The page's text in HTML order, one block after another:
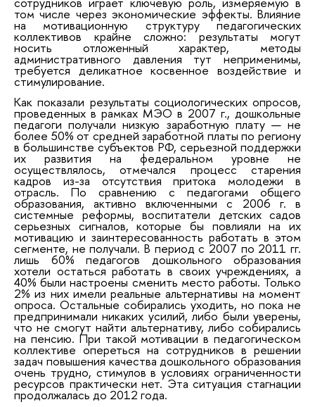
том числе через экономические эффекты. Влияние
на мотивационную структуру педагогических
коллективов крайне сложно: результаты могут
носить отложенный характер, методы
административного давления тут неприменимы,
требуется деликатное косвенное воздействие и
стимулирование.
Как показали результаты социологических опросов,
проведенных в рамках МЭО в 2007 г., дошкольные
педагоги получали низкую заработную плату — не
более 50% от средней заработной платы по региону
в большинстве субъектов РФ, серьезной поддержки
их развития на федеральном уровне не
осуществлялось, отмечался процесс старения
кадров из-за отсутствия притока молодежи в
отрасль. По сравнению с педагогами общего
образования, активно включенными с 2006 г. в
системные реформы, воспитатели детских садов
серьезных сигналов, которые бы повлияли на их
мотивацию и заинтересованность работать в этом
сегменте, не получали. В период с 2007 по 2011 гг.
лишь 60% педагогов дошкольного образования
хотели остаться работать в своих учреждениях, а
40% были настроены сменить место работы. Только
2% из них имели реальные альтернативы на момент
опроса. Остальные собирались уходить, но пока не
предпринимали никаких усилий, либо были уверены,
что не смогут найти альтернативу, либо собирались
на пенсию. При такой мотивации в педагогическом
коллективе опереться на сотрудников в решении
задач повышения качества дошкольного образования
очень трудно, стимулов в условиях ограниченности
ресурсов практически нет. Эта ситуация стагнации
продолжалась до 2012 года.